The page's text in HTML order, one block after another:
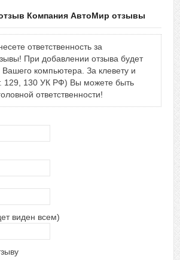
Компания АвтоМир отзывы
ответственность за
При добавлении отзыва будет
компьютера. За клевету и
129, 130 УК РФ) Вы можете быть
ответственности!
виден всем)